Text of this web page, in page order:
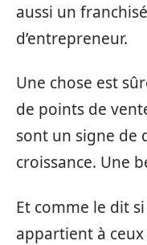
aussi un
d’entrepreneur.
Une chose est
de points de
sont un signe de
croissance. Une
Et comme le dit si
appartient à